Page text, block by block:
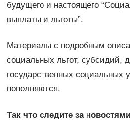
будущего и настоящего
выплаты и льготы”.
Материалы с подробным
социальных льгот, субсидий,
государственных социальных
пополняются.
Так что следите за